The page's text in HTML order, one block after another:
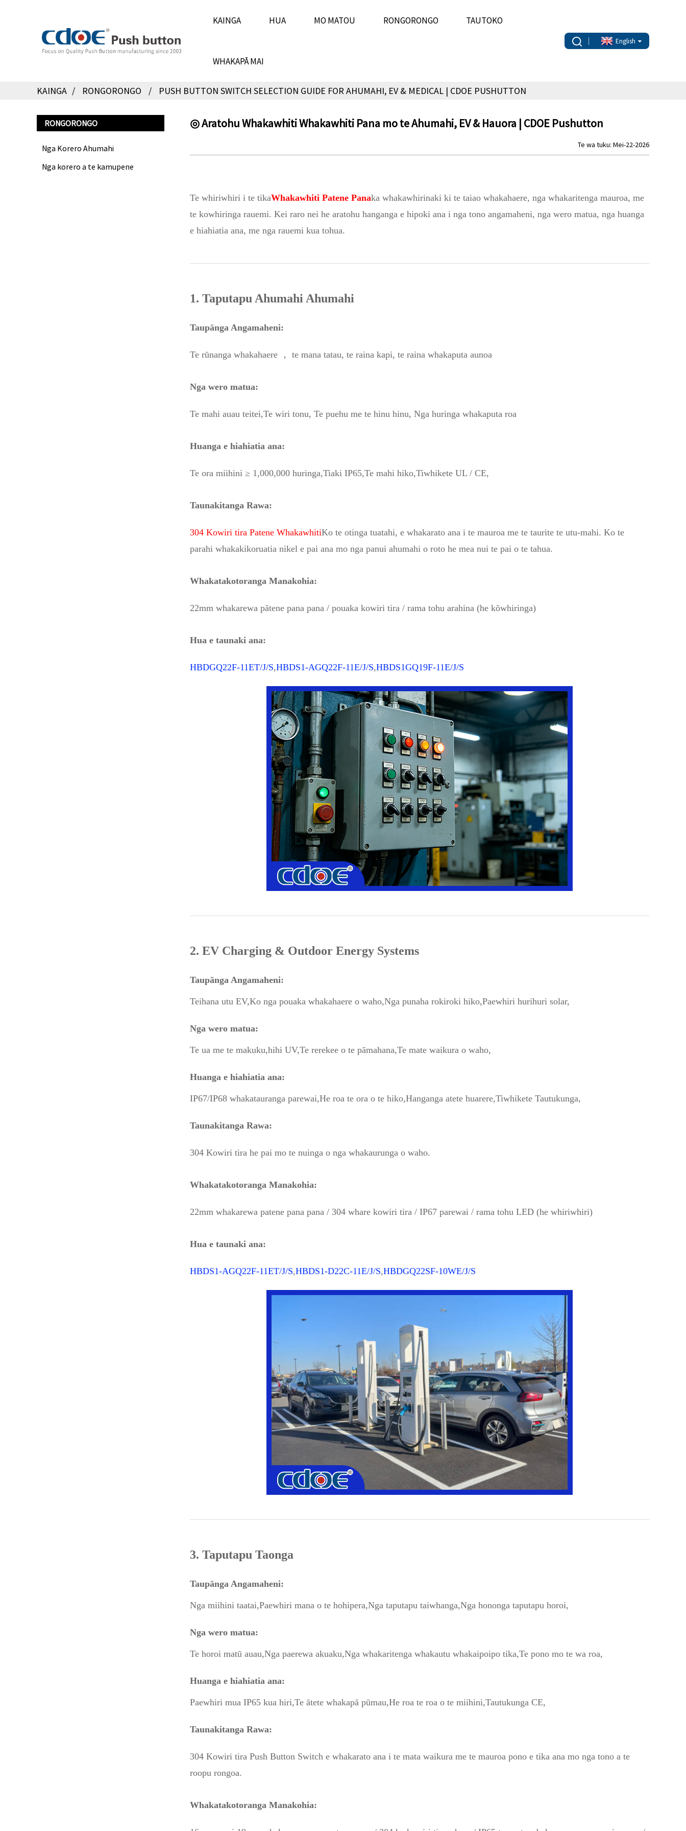
KAINGA HUA MO MATOU RONGORONGO TAUTOKO
WHAKAPĀ MAI
English
KAINGA RONGORONGO PUSH BUTTON SWITCH SELECTION GUIDE FOR AHUMAHI, EV & MEDICAL | CDOE PUSHUTTON
RONGORONGO
Nga Korero Ahumahi
Nga korero a te kamupene
◎ Aratohu Whakawhiti Whakawhiti Pana mo te Ahumahi, EV & Hauora | CDOE Pushutton
Te wa tuku: Mei-22-2026
Te whiriwhiri i te tikaWhakawhiti Patene Panaka whakawhirinaki ki te taiao whakahaere, nga whakaritenga mauroa, me
te kowhiringa rauemi. Kei raro nei he aratohu hanganga e hipoki ana i nga tono angamaheni, nga wero matua, nga huanga
e hiahiatia ana, me nga rauemi kua tohua.
1. Taputapu Ahumahi Ahumahi
Taupānga Angamaheni:
Te rūnanga whakahaere ， te mana tatau, te raina kapi, te raina whakaputa aunoa
Nga wero matua:
Te mahi auau teitei,Te wiri tonu, Te puehu me te hinu hinu, Nga huringa whakaputa roa
Huanga e hiahiatia ana:
Te ora miihini ≥ 1,000,000 huringa,Tiaki IP65,Te mahi hiko,Tiwhikete UL / CE,
Taunakitanga Rawa:
304 Kowiri tira Patene WhakawhitiKo te otinga tuatahi, e whakarato ana i te mauroa me te taurite te utu-mahi. Ko te
parahi whakakikoruatia nikel e pai ana mo nga panui ahumahi o roto he mea nui te pai o te tahua.
Whakatakotoranga Manakohia:
22mm whakarewa pātene pana pana / pouaka kowiri tira / rama tohu arahina (he kōwhiringa)
Hua e taunaki ana:
HBDGQ22F-11ET/J/S,HBDS1-AGQ22F-11E/J/S,HBDS1GQ19F-11E/J/S
2. EV Charging & Outdoor Energy Systems
Taupānga Angamaheni:
Teihana utu EV,Ko nga pouaka whakahaere o waho,Nga punaha rokiroki hiko,Paewhiri hurihuri solar,
Nga wero matua:
Te ua me te makuku,hihi UV,Te rerekee o te pāmahana,Te mate waikura o waho,
Huanga e hiahiatia ana:
IP67/IP68 whakatauranga parewai,He roa te ora o te hiko,Hanganga atete huarere,Tiwhikete Tautukunga,
Taunakitanga Rawa:
304 Kowiri tira he pai mo te nuinga o nga whakaurunga o waho.
Whakatakotoranga Manakohia:
22mm whakarewa patene pana pana / 304 whare kowiri tira / IP67 parewai / rama tohu LED (he whiriwhiri)
Hua e taunaki ana:
HBDS1-AGQ22F-11ET/J/S,HBDS1-D22C-11E/J/S,HBDGQ22SF-10WE/J/S
3. Taputapu Taonga
Taupānga Angamaheni:
Nga miihini taatai,Paewhiri mana o te hohipera,Nga taputapu taiwhanga,Nga hononga taputapu horoi,
Nga wero matua:
Te horoi matū auau,Nga paerewa akuaku,Nga whakaritenga whakautu whakaipoipo tika,Te pono mo te wa roa,
Huanga e hiahiatia ana:
Paewhiri mua IP65 kua hiri,Te ātete whakapā pūmau,He roa te roa o te miihini,Tautukunga CE,
Taunakitanga Rawa:
304 Kowiri tira Push Button Switch e whakarato ana i te mata waikura me te mauroa pono e tika ana mo nga tono a te
roopu rongoa.
Whakatakotoranga Manakohia: